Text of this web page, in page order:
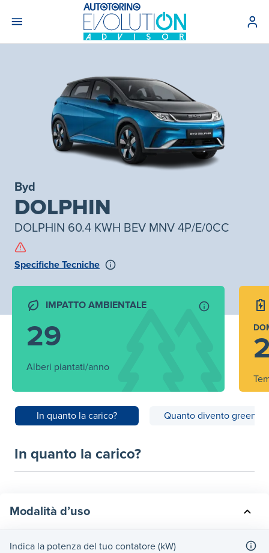
Byd
DOLPHIN
DOLPHIN 60.4 KWH BEV MNV 4P/E/0CC
Specifiche Tecniche
IMPATTO AMBIENTALE
29
Alberi piantati/anno
In quanto la carico? Quanto divento green?
In quanto la carico?
Modalità d’uso
Indica la potenza del tuo contatore (kW)